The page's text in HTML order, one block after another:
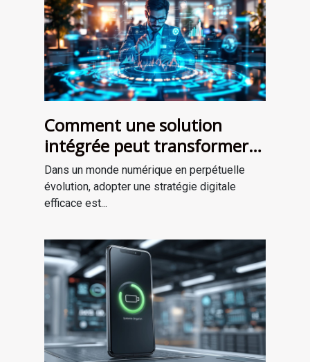
Comment une solution
intégrée peut transformer
votre stratégie digitale
Dans un monde numérique en perpétuelle
évolution, adopter une stratégie digitale
efficace est...